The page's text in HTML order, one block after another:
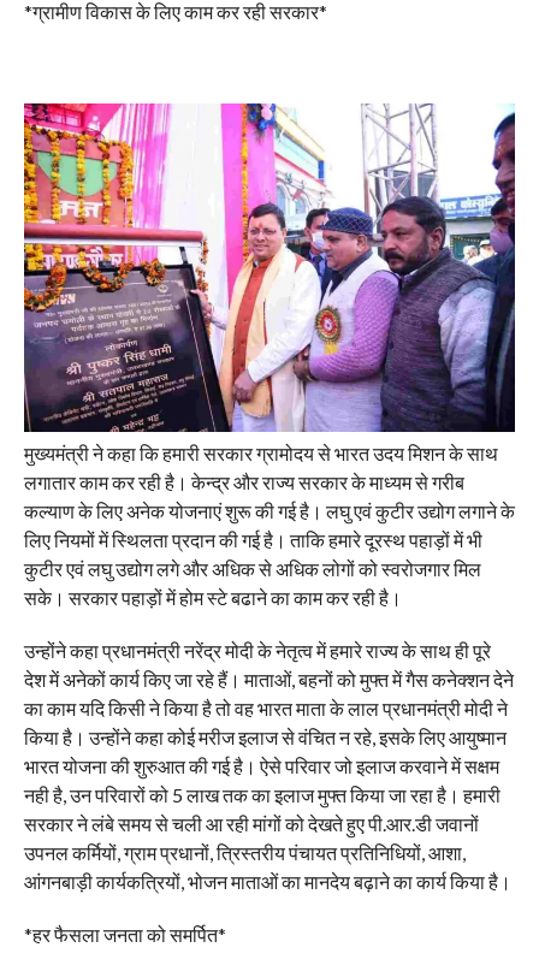
*ग्रामीण विकास के लिए काम कर रही सरकार*
मुख्यमंत्री ने कहा कि हमारी सरकार ग्रामोदय से भारत उदय मिशन के साथ
लगातार काम कर रही है। केन्द्र और राज्य सरकार के माध्यम से गरीब
कल्याण के लिए अनेक योजनाएं शुरू की गई है। लघु एवं कुटीर उद्योग लगाने के
लिए नियमों में स्थिलता प्रदान की गई है। ताकि हमारे दूरस्थ पहाड़ों में भी
कुटीर एवं लघु उद्योग लगे और अधिक से अधिक लोगों को स्वरोजगार मिल
सके। सरकार पहाड़ों में होम स्टे बढाने का काम कर रही है।
उन्होंने कहा प्रधानमंत्री नरेंद्र मोदी के नेतृत्व में हमारे राज्य के साथ ही पूरे
देश में अनेकों कार्य किए जा रहे हैं। माताओं, बहनों को मुफ्त में गैस कनेक्शन देने
का काम यदि किसी ने किया है तो वह भारत माता के लाल प्रधानमंत्री मोदी ने
किया है। उन्होंने कहा कोई मरीज इलाज से वंचित न रहे, इसके लिए आयुष्मान
भारत योजना की शुरुआत की गई है। ऐसे परिवार जो इलाज करवाने में सक्षम
नही है, उन परिवारों को 5 लाख तक का इलाज मुफ्त किया जा रहा है। हमारी
सरकार ने लंबे समय से चली आ रही मांगों को देखते हुए पी.आर.डी जवानों
उपनल कर्मियों, ग्राम प्रधानों, त्रिस्तरीय पंचायत प्रतिनिधियों, आशा,
आंगनबाड़ी कार्यकत्रियों, भोजन माताओं का मानदेय बढ़ाने का कार्य किया है।
*हर फैसला जनता को समर्पित*